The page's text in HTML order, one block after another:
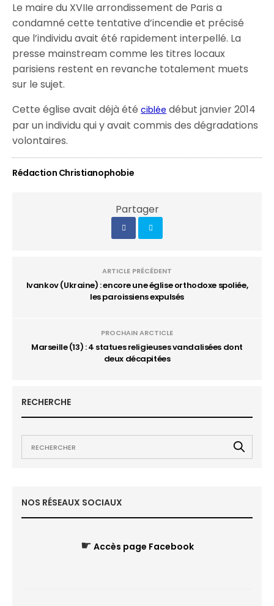
Le maire du XVIIe arrondissement de Paris a
condamné cette tentative d’incendie et précisé
que l’individu avait été rapidement interpellé. La
presse mainstream comme les titres locaux
parisiens restent en revanche totalement muets
sur le sujet.
Cette église avait déjà étéciblée début janvier 2014
par un individu qui y avait commis des dégradations
volontaires.
Rédaction Christianophobie
Partager
ARTICLE PRÉCÉDENT
Ivankov (Ukraine) : encore une église orthodoxe spoliée,
les paroissiens expulsés
PROCHAIN ARCTICLE
Marseille (13) : 4 statues religieuses vandalisées dont
deux décapitées
RECHERCHE
NOS RÉSEAUX SOCIAUX
☛ Accès page Facebook